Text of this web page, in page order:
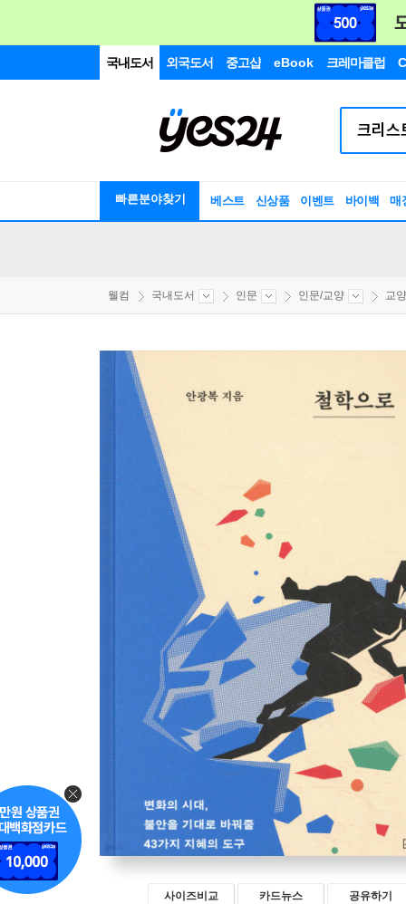
국내도서 외국도서 중고샵 eBook 크레마클럽
빠른분야찾기 베스트 신상품 이벤트 바이백 매
웰컴 국내도서 인문 인문/교양 교
사이즈비교 카드뉴스 공유하기